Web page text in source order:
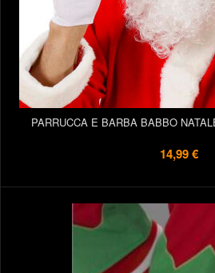
PARRUCCA E BARBA BABBO
14,99 €